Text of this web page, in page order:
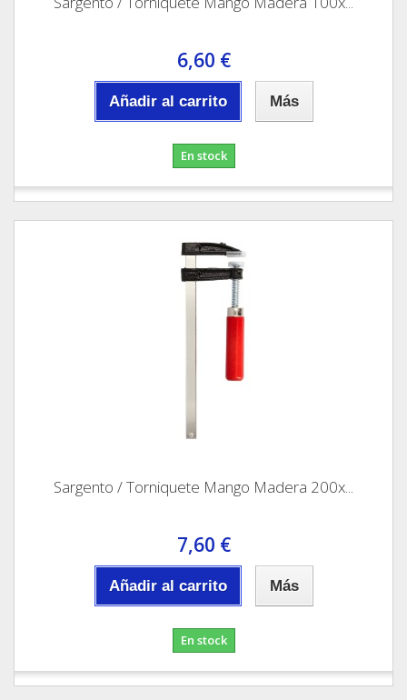
6,60 €
Añadir al carrito Más
En stock
Sargento / Torniquete Mango Madera 200x...
7,60 €
Añadir al carrito Más
En stock